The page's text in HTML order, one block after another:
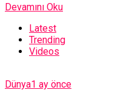
Devamını Oku
Latest
Trending
Videos
Dünya1 ay önce